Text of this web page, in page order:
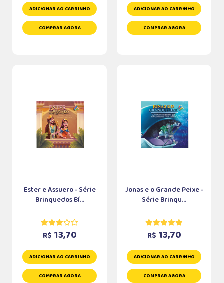
ADICIONAR AO CARRINHO
COMPRAR AGORA
ADICIONAR AO CARRINHO
COMPRAR AGORA
Ester e Assuero - Série
Brinquedos Bí...
R$ 13,70
ADICIONAR AO CARRINHO
COMPRAR AGORA
Jonas e o Grande Peixe -
Série Brinqu...
R$ 13,70
ADICIONAR AO CARRINHO
COMPRAR AGORA